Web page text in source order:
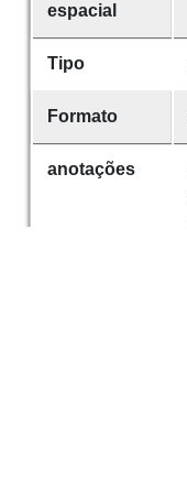
espacial
Tipo
Formato
anotações